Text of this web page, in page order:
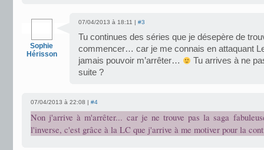
Sophie
Hérisson
07/04/2013 à 18:11 | #3
Tu continues des séries que je désepère de
commencer… car je me connais en attaquant
jamais pouvoir m’arrêter…
Tu arrives à ne
suite ?
07/04/2013 à 22:08 | #4
Non j'arrive à m'arrêter... car je ne trouve pas la saga
l'inverse, c'est grâce à la LC que j'arrive à me motiver pour la